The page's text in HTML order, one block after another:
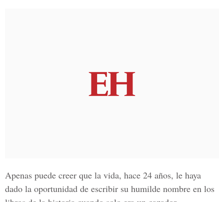
Apenas puede creer que la vida, hace 24 años, le haya
dado la oportunidad de escribir su humilde nombre en los